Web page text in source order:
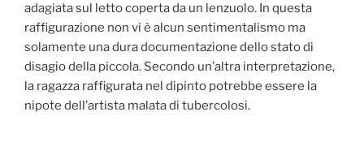
adagiata sul letto coperta da un lenzuolo. In questa
raffigurazione non vi è alcun sentimentalismo ma
solamente una dura documentazione dello stato di
disagio della piccola. Secondo un’altra interpretazione,
la ragazza raffigurata nel dipinto potrebbe essere la
nipote dell’artista malata di tubercolosi.